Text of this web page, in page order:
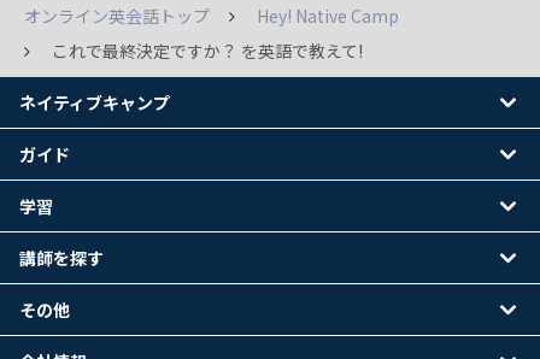
オンライン英会話トップ
Hey! Native Camp
これで最終決定ですか？ を英語で教えて!
ネイティブキャンプ
ガイド
学習
講師を探す
その他